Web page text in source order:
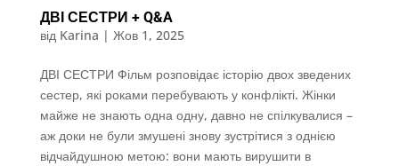
ДВІ СЕСТРИ + Q&A
від Karina | Жов 1, 2025
ДВІ СЕСТРИ Фільм розповідає історію двох зведених
сестер, які роками перебувають у конфлікті. Жінки
майже не знають одна одну, давно не спілкувалися –
аж доки не були змушені знову зустрітися з однією
відчайдушною метою: вони мають вирушити в